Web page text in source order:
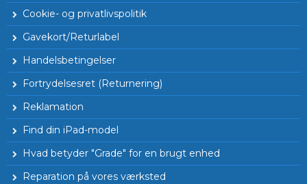
Cookie- og privatlivspolitik
Gavekort/Returlabel
Handelsbetingelser
Fortrydelsesret (Returnering)
Reklamation
Find din iPad-model
Hvad betyder "Grade" for en brugt enhed
Reparation på vores værksted